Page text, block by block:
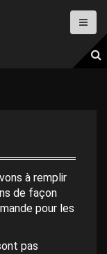
à remplir
de façon
pour les
pas